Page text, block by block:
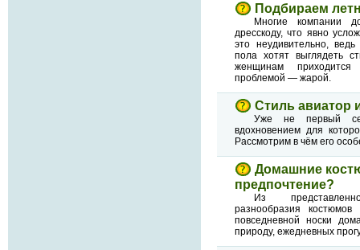
Подбираем
Многие компании
дресскоду, что явно
это неудивительно, ведь
пола хотят выглядеть
женщинам
проблемой — жарой.
Стиль авиатор
Уже не первый
вдохновением для
Рассмотрим в чём его
Домашние
предпочтение?
Из
разнообразия
повседневной носки
природу, ежедневных